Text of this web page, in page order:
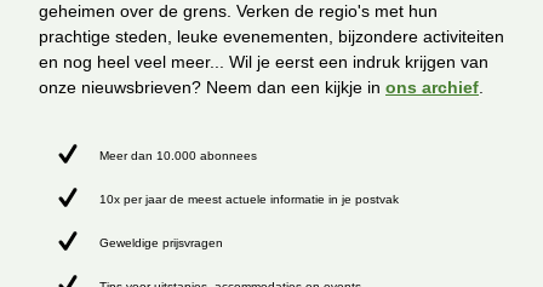
geheimen over de grens. Verken de regio's met hun
prachtige steden, leuke evenementen, bijzondere activiteiten
en nog heel veel meer... Wil je eerst een indruk krijgen van
onze nieuwsbrieven? Neem dan een kijkje in ons archief
Meer dan 10.000 abonnees
10x per jaar de meest actuele informatie in je postvak
Geweldige prijsvragen